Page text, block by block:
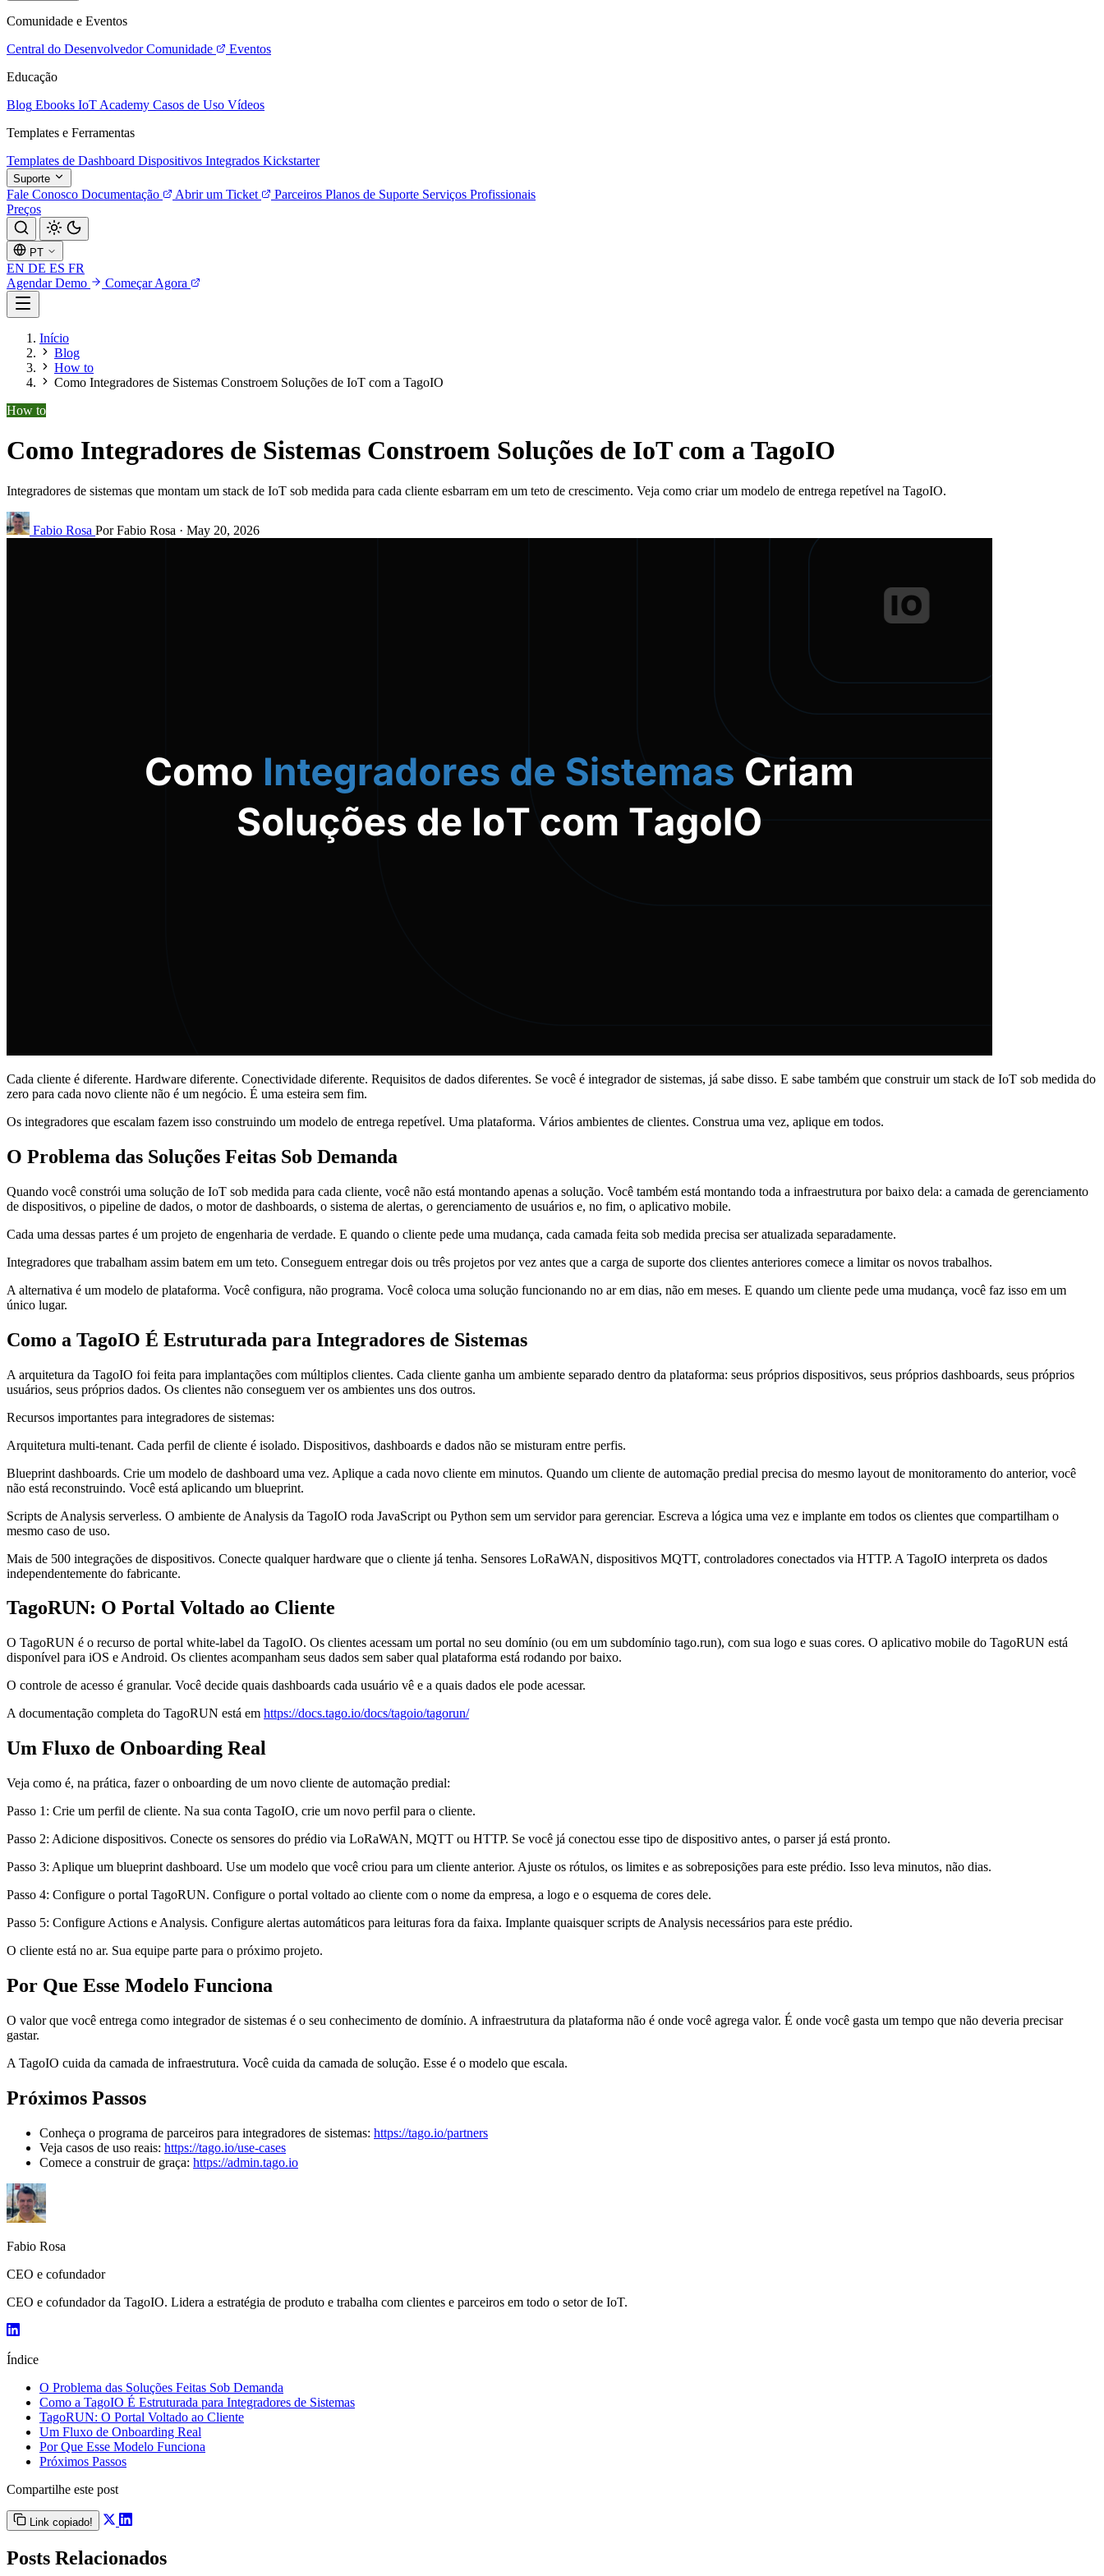
Comunidade e Eventos
Central do Desenvolvedor Comunidade
Eventos
Educação
Blog Ebooks IoT Academy Casos de Uso Vídeos
Templates e Ferramentas
Templates de Dashboard Dispositivos Integrados Kickstarter
Suporte
Fale Conosco Documentação Abrir um Ticket Parceiros Planos de Suporte Serviços Profissionais
Preços
PT
EN DE ES FR
Agendar Demo
Começar Agora
Início
Blog
How to
Como Integradores de Sistemas Constroem Soluções de IoT com a TagoIO
How to
Como Integradores de Sistemas Constroem Soluções de IoT com a TagoIO
Integradores de sistemas que montam um stack de IoT sob medida para cada cliente esbarram em um teto de crescimento. Veja como criar um modelo de entrega repetível na TagoIO.
Fabio Rosa Por Fabio Rosa · May 20, 2026
Cada cliente é diferente. Hardware diferente. Conectividade diferente. Requisitos de dados diferentes. Se você é integrador de sistemas, já sabe disso. E sabe também que construir um stack de IoT sob medida do
zero para cada novo cliente não é um negócio. É uma esteira sem fim.
Os integradores que escalam fazem isso construindo um modelo de entrega repetível. Uma plataforma. Vários ambientes de clientes. Construa uma vez, aplique em todos.
O Problema das Soluções Feitas Sob Demanda
Quando você constrói uma solução de IoT sob medida para cada cliente, você não está montando apenas a solução. Você também está montando toda a infraestrutura por baixo dela: a camada de gerenciamento
de dispositivos, o pipeline de dados, o motor de dashboards, o sistema de alertas, o gerenciamento de usuários e, no fim, o aplicativo mobile.
Cada uma dessas partes é um projeto de engenharia de verdade. E quando o cliente pede uma mudança, cada camada feita sob medida precisa ser atualizada separadamente.
Integradores que trabalham assim batem em um teto. Conseguem entregar dois ou três projetos por vez antes que a carga de suporte dos clientes anteriores comece a limitar os novos trabalhos.
A alternativa é um modelo de plataforma. Você configura, não programa. Você coloca uma solução funcionando no ar em dias, não em meses. E quando um cliente pede uma mudança, você faz isso em um
único lugar.
Como a TagoIO É Estruturada para Integradores de Sistemas
A arquitetura da TagoIO foi feita para implantações com múltiplos clientes. Cada cliente ganha um ambiente separado dentro da plataforma: seus próprios dispositivos, seus próprios dashboards, seus próprios
usuários, seus próprios dados. Os clientes não conseguem ver os ambientes uns dos outros.
Recursos importantes para integradores de sistemas:
Arquitetura multi-tenant. Cada perfil de cliente é isolado. Dispositivos, dashboards e dados não se misturam entre perfis.
Blueprint dashboards. Crie um modelo de dashboard uma vez. Aplique a cada novo cliente em minutos. Quando um cliente de automação predial precisa do mesmo layout de monitoramento do anterior, você
não está reconstruindo. Você está aplicando um blueprint.
Scripts de Analysis serverless. O ambiente de Analysis da TagoIO roda JavaScript ou Python sem um servidor para gerenciar. Escreva a lógica uma vez e implante em todos os clientes que compartilham o
mesmo caso de uso.
Mais de 500 integrações de dispositivos. Conecte qualquer hardware que o cliente já tenha. Sensores LoRaWAN, dispositivos MQTT, controladores conectados via HTTP. A TagoIO interpreta os dados
independentemente do fabricante.
TagoRUN: O Portal Voltado ao Cliente
O TagoRUN é o recurso de portal white-label da TagoIO. Os clientes acessam um portal no seu domínio (ou em um subdomínio tago.run), com sua logo e suas cores. O aplicativo mobile do TagoRUN está
disponível para iOS e Android. Os clientes acompanham seus dados sem saber qual plataforma está rodando por baixo.
O controle de acesso é granular. Você decide quais dashboards cada usuário vê e a quais dados ele pode acessar.
A documentação completa do TagoRUN está em https://docs.tago.io/docs/tagoio/tagorun/
Um Fluxo de Onboarding Real
Veja como é, na prática, fazer o onboarding de um novo cliente de automação predial:
Passo 1: Crie um perfil de cliente. Na sua conta TagoIO, crie um novo perfil para o cliente.
Passo 2: Adicione dispositivos. Conecte os sensores do prédio via LoRaWAN, MQTT ou HTTP. Se você já conectou esse tipo de dispositivo antes, o parser já está pronto.
Passo 3: Aplique um blueprint dashboard. Use um modelo que você criou para um cliente anterior. Ajuste os rótulos, os limites e as sobreposições para este prédio. Isso leva minutos, não dias.
Passo 4: Configure o portal TagoRUN. Configure o portal voltado ao cliente com o nome da empresa, a logo e o esquema de cores dele.
Passo 5: Configure Actions e Analysis. Configure alertas automáticos para leituras fora da faixa. Implante quaisquer scripts de Analysis necessários para este prédio.
O cliente está no ar. Sua equipe parte para o próximo projeto.
Por Que Esse Modelo Funciona
O valor que você entrega como integrador de sistemas é o seu conhecimento de domínio. A infraestrutura da plataforma não é onde você agrega valor. É onde você gasta um tempo que não deveria precisar
gastar.
A TagoIO cuida da camada de infraestrutura. Você cuida da camada de solução. Esse é o modelo que escala.
Próximos Passos
Conheça o programa de parceiros para integradores de sistemas: https://tago.io/partners
Veja casos de uso reais: https://tago.io/use-cases
Comece a construir de graça: https://admin.tago.io
Fabio Rosa
CEO e cofundador
CEO e cofundador da TagoIO. Lidera a estratégia de produto e trabalha com clientes e parceiros em todo o setor de IoT.
Índice
O Problema das Soluções Feitas Sob Demanda
Como a TagoIO É Estruturada para Integradores de Sistemas
TagoRUN: O Portal Voltado ao Cliente
Um Fluxo de Onboarding Real
Por Que Esse Modelo Funciona
Próximos Passos
Compartilhe este post
Link copiado!
Posts Relacionados